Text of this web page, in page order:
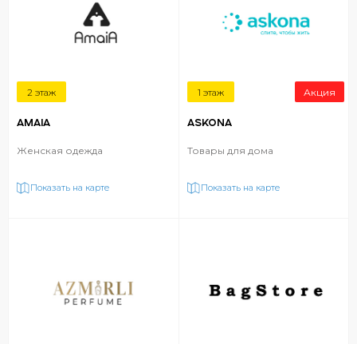
2 этаж
AMAIA
Женская одежда
Показать на карте
1 этаж Акция
ASKONA
Товары для дома
Показать на карте